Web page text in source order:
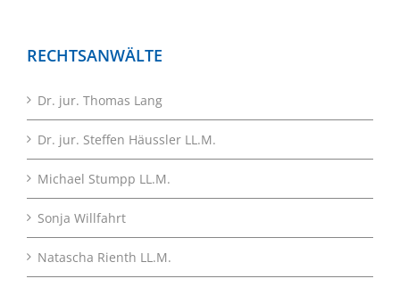
RECHTSANWÄLTE
Dr. jur. Thomas Lang
Dr. jur. Steffen Häussler LL.M.
Michael Stumpp LL.M.
Sonja Willfahrt
Natascha Rienth LL.M.